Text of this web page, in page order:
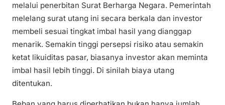
melalui penerbitan Surat Berharga Negara. Pemerintah
melelang surat utang ini secara berkala dan investor
membeli sesuai tingkat imbal hasil yang dianggap
menarik. Semakin tinggi persepsi risiko atau semakin
ketat likuiditas pasar, biasanya investor akan meminta
imbal hasil lebih tinggi. Di sinilah biaya utang
ditentukan.